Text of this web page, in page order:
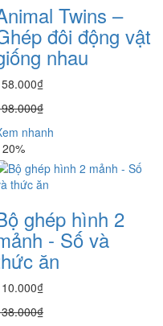
Twins –
đôi động vật
nhau
nhanh
20%
ghép hình 2
- Số và
ăn